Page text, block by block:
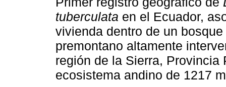
tuberculata en el Ecuador,
vivienda dentro de un
premontano altamente
región de la Sierra, Provincia
ecosistema andino de 1217